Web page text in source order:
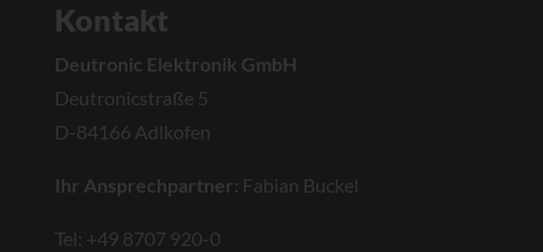
Kontakt
Deutronic Elektronik GmbH
Deutronicstraße 5
D-84166 Adlkofen
Ihr Ansprechpartner: Fabian Buckel
Tel: +49 8707 920-0